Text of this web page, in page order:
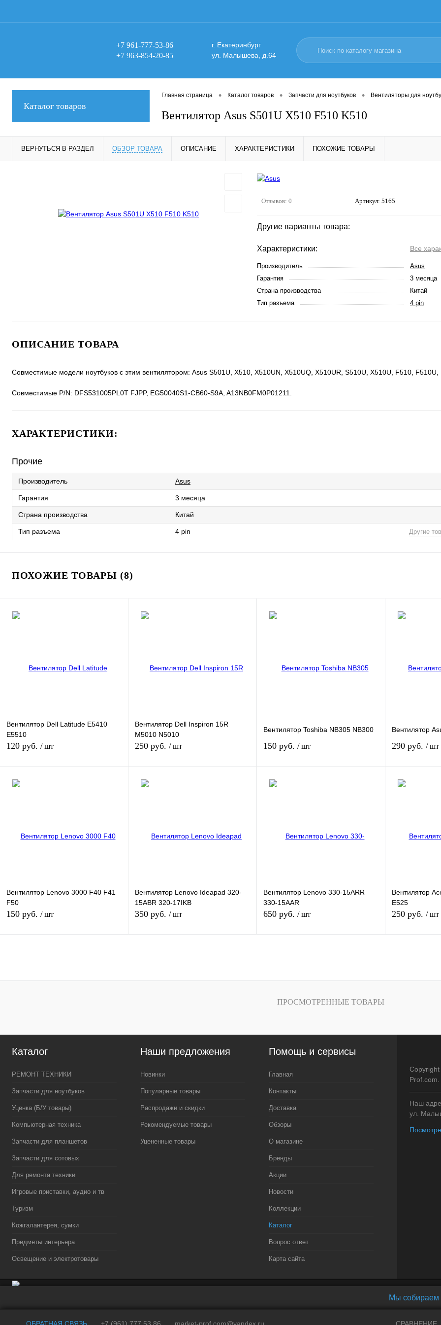
+7 961-777-53-86
+7 963-854-20-85
г. Екатеринбург
ул. Малышева, д.64
Каталог товаров
Главная страница • Каталог товаров • Запчасти для ноутбуков • Вентиляторы для
Вентилятор Asus S501U X510 F510 K510
ВЕРНУТЬСЯ В РАЗДЕЛ ОБЗОР ТОВАРА ОПИСАНИЕ ХАРАКТЕРИСТИКИ ПОХОЖИЕ ТОВАРЫ
Отзывов: 0 Артикул: 5165
Другие варианты товара:
Характеристики: Все
Производитель
Asus
Гарантия
3 месяца
Страна производства
Китай
Тип разъема
4 pin
ОПИСАНИЕ ТОВАРА
Совместимые модели ноутбуков с этим вентилятором: Asus S501U, X510, X510UN, X510UQ, X510UR, S510U, X510U, F510, F510U,
Совместимые P/N: DFS531005PL0T FJPP, EG50040S1-CB60-S9A, A13NB0FM0P01211.
ХАРАКТЕРИСТИКИ:
Прочие
Производитель Asus
Гарантия 3 месяца
Страна производства Китай
Тип разъема 4 pin Другие
ПОХОЖИЕ ТОВАРЫ (8)
Вентилятор Dell Latitude E5410
E5510
120 руб. / шт
Вентилятор Dell Inspiron 15R
M5010 N5010
250 руб. / шт
Вентилятор Toshiba NB305 NB300
150 руб. / шт
Вентилятор
290 руб. / шт
Вентилятор Lenovo 3000 F40 F41
F50
150 руб. / шт
Вентилятор Lenovo Ideapad 320-
15ABR 320-17IKB
350 руб. / шт
Вентилятор Lenovo 330-15ARR
330-15AAR
650 руб. / шт
Вентилятор
E525
250 руб. / шт
ПРОСМОТРЕННЫЕ ТОВАРЫ
Каталог
РЕМОНТ ТЕХНИКИ
Запчасти для ноутбуков
Уценка (Б/У товары)
Компьютерная техника
Запчасти для планшетов
Запчасти для сотовых
Для ремонта техники
Игровые приставки, аудио и тв
Туризм
Кожгалантерея, сумки
Предметы интерьера
Освещение и электротовары
Наши предложения
Новинки
Популярные товары
Распродажи и скидки
Рекомендуемые товары
Уцененные товары
Помощь и сервисы
Главная
Контакты
Доставка
Обзоры
О магазине
Бренды
Акции
Новости
Коллекции
Каталог
Вопрос ответ
Карта сайта
Наш
ул.
ОБРАТНАЯ СВЯЗЬ +7 (961) 777 53 86 market-prof.com@yandex.ru СРАВНЕНИЕ
Мы собираем